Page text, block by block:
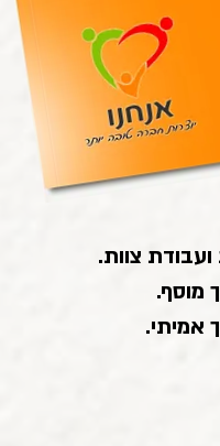
צוות.
מוסף.
אמיתי.